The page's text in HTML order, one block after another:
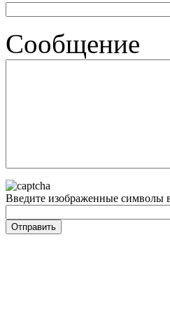
Сообщение
Введите изображенные символы